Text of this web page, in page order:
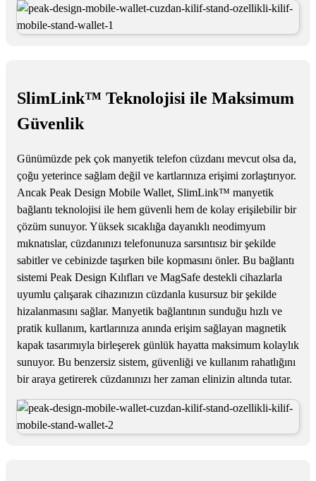
SlimLink™ Teknolojisi ile Maksimum
Güvenlik
Günümüzde pek çok manyetik telefon cüzdanı mevcut olsa da,
çoğu yeterince sağlam değil ve kartlarınıza erişimi zorlaştırıyor.
Ancak Peak Design Mobile Wallet, SlimLink™ manyetik
bağlantı teknolojisi ile hem güvenli hem de kolay erişilebilir bir
çözüm sunuyor. Yüksek sıcaklığa dayanıklı neodimyum
mıknatıslar, cüzdanınızı telefonunuza sarsıntısız bir şekilde
sabitler ve cebinizde taşırken bile kopmasını önler. Bu bağlantı
sistemi Peak Design Kılıfları ve MagSafe destekli cihazlarla
uyumlu çalışarak cihazınızın cüzdanla kusursuz bir şekilde
hizalanmasını sağlar. Manyetik bağlantının sunduğu hızlı ve
pratik kullanım, kartlarınıza anında erişim sağlayan magnetik
kapak tasarımıyla birleşerek günlük hayatta maksimum kolaylık
sunuyor. Bu benzersiz sistem, güvenliği ve kullanım rahatlığını
bir araya getirerek cüzdanınızı her zaman elinizin altında tutar.